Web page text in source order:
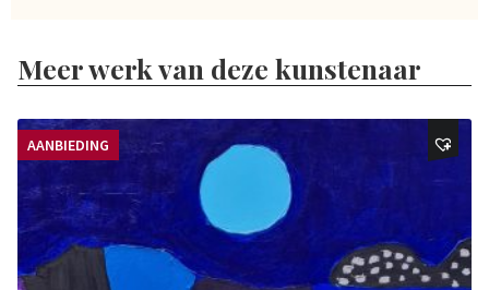
Meer werk van deze kunstenaar
AANBIEDING